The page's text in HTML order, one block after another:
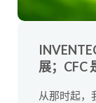
展；CFC
从那时起，